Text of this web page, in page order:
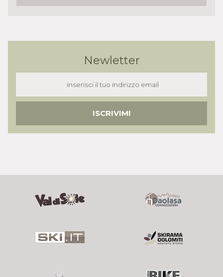
Newletter